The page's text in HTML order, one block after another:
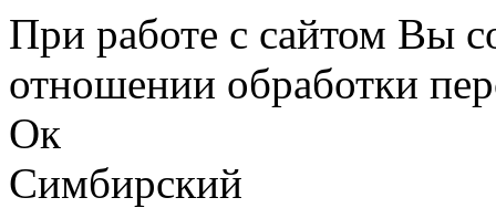
Перейти к основному содержанию
При работе с сайтом Вы
отношении обработки
Ок
Симбирский